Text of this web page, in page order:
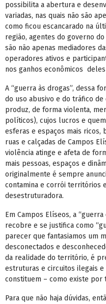
possibilita a abertura e
variadas, nas quais não são
como ficou escancarado na
região, agentes do governo do
são não apenas mediadores
operadores ativos e
nos ganhos econômicos
A “guerra às drogas”, dessa
do uso abusivo e do tráfico de
produz, de forma violenta,
políticos), cujos lucros e
esferas e espaços mais ricos,
ruas e calçadas de Campos
violência atinge e afeta de
mais pessoas, espaços e
originalmente é sempre
contamina e corrói territórios
desestruturadora.
Em Campos Elíseos, a
recobre e se justifica como
parecer que fantasiamos um
desconectados e
da realidade do território, é
estruturas e circuitos ilegais e
constituem – como existe por
Para que não haja dúvidas,